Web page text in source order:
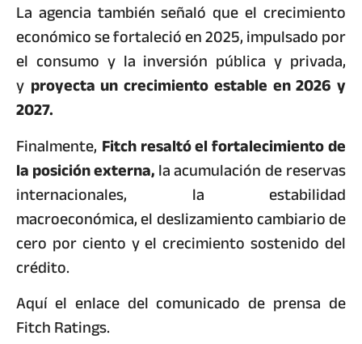
La agencia también señaló que el crecimiento
económico se fortaleció en 2025, impulsado por
el consumo y la inversión pública y privada,
y proyecta un crecimiento estable en 2026 y
2027.
Finalmente, Fitch resaltó el fortalecimiento de
la posición externa,la acumulación de reservas
internacionales, la estabilidad
macroeconómica, el deslizamiento cambiario de
cero por ciento y el crecimiento sostenido del
crédito.
Aquí el enlace del comunicado de prensa de
Fitch Ratings.